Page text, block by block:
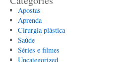
Apostas
Aprenda
Cirurgia plástica
Saúde
Séries e filmes
Uncategorized